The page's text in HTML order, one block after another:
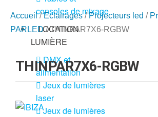
consoles de mixage
LOCATION
LUMIÈRE
DMX et
alimentation
Jeux de lumières
laser
Jeux de lumières
Accueil/Eclairages/Projecteurs led /
PARLED/ THINPAR7X6-RGBW
THINPAR7X6-RGBW